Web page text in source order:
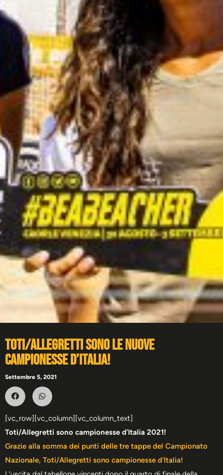
Toti/Allegretti sono le nuove
campionesse d’Italia!
Settembre 5, 2021
[vc_row][vc_column][vc_column_text]
Toti/Allegretti sono campionesse d’Italia 2021!
Grazie alla somma dei punti delle tre tappe del Campionato
Nazionale, Toti/Allegretti sono campionesse d’Italia!